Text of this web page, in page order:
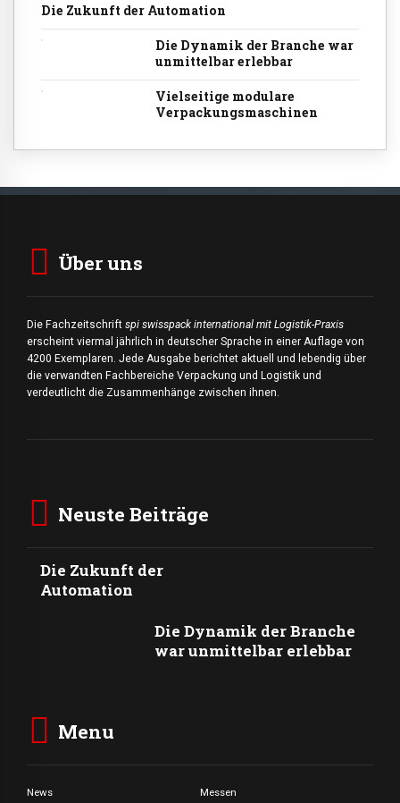
Die Zukunft der Automation
Die Dynamik der Branche war
unmittelbar erlebbar
Vielseitige modulare
Verpackungsmaschinen
Über uns
Die Fachzeitschrift spi swisspack international mit Logistik-Praxis
erscheint viermal jährlich in deutscher Sprache in einer Auflage von
4200 Exemplaren. Jede Ausgabe berichtet aktuell und lebendig über
die verwandten Fachbereiche Verpackung und Logistik und
verdeutlicht die Zusammenhänge zwischen ihnen.
Neuste Beiträge
Die Zukunft der
Automation
Die Dynamik der Branche
war unmittelbar erlebbar
Menu
News Messen